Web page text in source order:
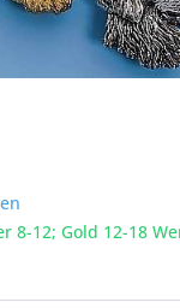
8-12; Gold 12-18